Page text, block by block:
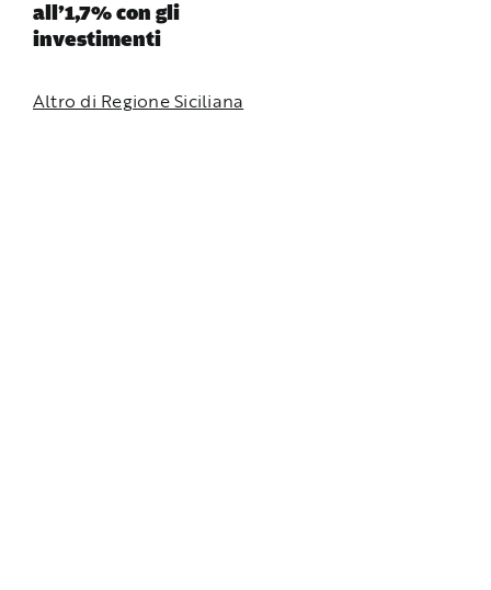
all’1,7% con gli
investimenti
Altro di Regione Siciliana